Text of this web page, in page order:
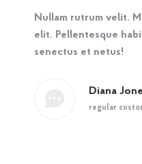
Diana
regular
Nullam rutrum velit.
elit. Pellentesque
senectus et netus!